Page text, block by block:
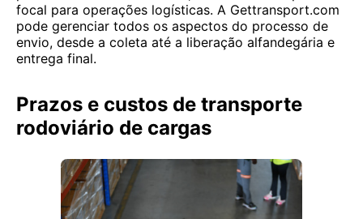
focal para operações logísticas. A Gettransport.com
pode gerenciar todos os aspectos do processo de
envio, desde a coleta até a liberação alfandegária e
entrega final.
Prazos e custos de transporte
rodoviário de cargas